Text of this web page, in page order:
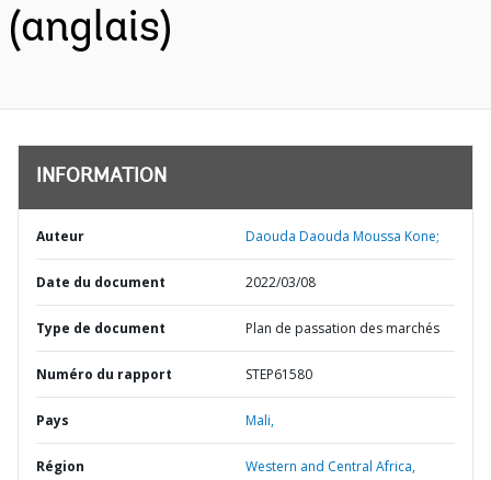
(anglais)
INFORMATION
Auteur Daouda Daouda Moussa Kone;
Date du document 2022/03/08
Type de document Plan de passation des marchés
Numéro du rapport STEP61580
Pays Mali,
Région Western and Central Africa,